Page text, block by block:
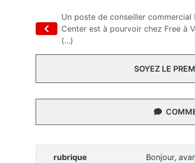
Un poste de conseiller commercial
Center est à pourvoir chez Free à
(...)
SOYEZ LE
rubrique
Bonjour,